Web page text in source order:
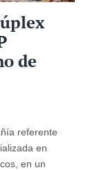
de
referente
en
en un